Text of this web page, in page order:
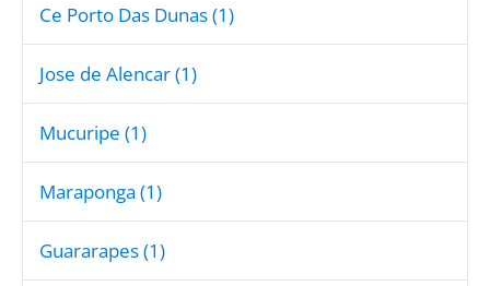
Ce Porto Das Dunas (1)
Jose de Alencar (1)
Mucuripe (1)
Maraponga (1)
Guararapes (1)